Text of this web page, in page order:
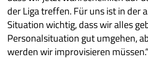
der Liga treffen. Für uns ist in der
Situation wichtig, dass wir alles
Personalsituation gut umgehen,
werden wir improvisieren müssen.“